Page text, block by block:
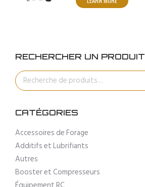
RECHERCHER UN PRODUIT
CATÉGORIES
Accessoires de Forage
Additifs et Lubrifiants
Autres
Booster et Compresseurs